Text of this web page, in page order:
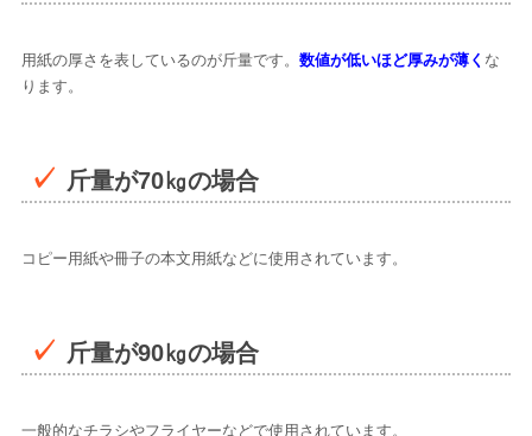
用紙の厚さを表しているのが斤量です。 数値が低いほど厚みが薄く な
ります。
斤量が70㎏の場合
コピー用紙や冊子の本文用紙などに使用されています。
斤量が90㎏の場合
一般的なチラシやフライヤーなどで使用されています。